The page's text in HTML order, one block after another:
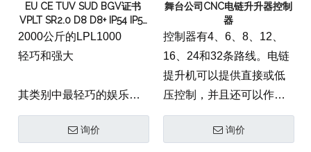
通过3步驱动器和螺旋齿轮
静静地运行，简单安装第
二刹车具有多边形设计，
可轻松维护，可作为套
件，带有飞行箱和控制器
器和螺旋齿轮
轻松组装第二刹车
EU CE TUV SUD BGV证书
VPLT SR2.0 D8 D8+ IP54 IP55
IP65双重电磁制动器台电动机
电机huist
2000公斤的LPL1000
轻巧和强大
其类别中最轻巧的娱乐连
锁电机
LPML250：重12公斤，抬
询价
舞台公司CNC电链升升器控制
器
控制器有4、6、8、12、
16、24和32条路线。电链
提升机可以提供直接或低
压控制，并且还可以作为
单相控制器作为选项。
询价